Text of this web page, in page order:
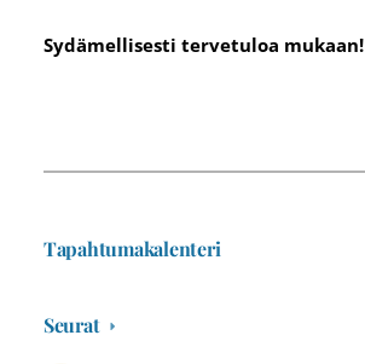
Sydämellisesti tervetuloa mukaan!
Tapahtumakalenteri
Seurat